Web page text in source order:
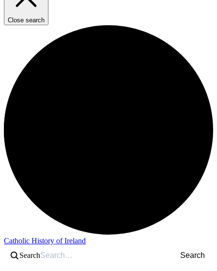
Close search
Catholic History of Ireland
Search
Search